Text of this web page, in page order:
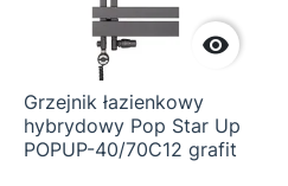

Grzejnik łazienkowy
hybrydowy Pop Star Up
POPUP-40/70C12 grafit